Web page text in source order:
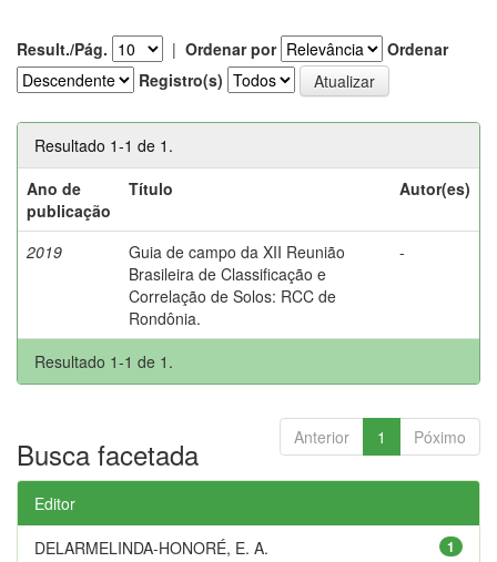
Result./Pág. | Ordenar por
Ordenar
Registro(s)
Resultado 1-1 de 1.
Ano de
publicação
Título Autor(es)
2019
Guia de campo da XII Reunião
Brasileira de Classificação e
Correlação de Solos: RCC de
Rondônia.
-
Resultado 1-1 de 1.
Anterior 1 Póximo
Busca facetada
Editor
1
DELARMELINDA-HONORÉ, E. A.